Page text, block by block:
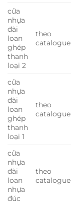
cửa
nhựa
đài
loan
ghép
thanh
loại 2
theo
catalogue
cửa
nhựa
đài
loan
ghép
thanh
loại 1
theo
catalogue
cửa
nhựa
đài
loan
nhựa
đúc
theo
catalogue